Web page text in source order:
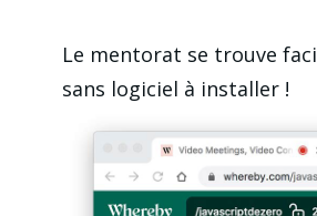
Le mentorat se trouve
sans logiciel à installer !